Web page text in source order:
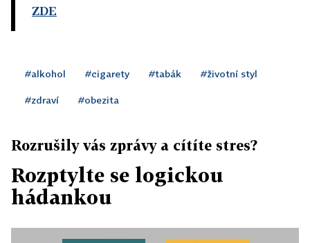
ZDE
#alkohol #cigarety #tabák #životní styl
#zdraví #obezita
Rozrušily vás zprávy a cítíte stres?
Rozptylte se logickou
hádankou